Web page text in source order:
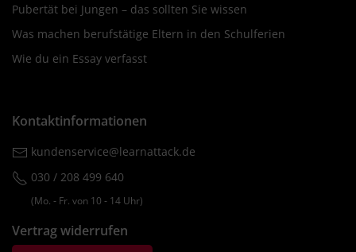
Pubertät bei Jungen – das sollten Sie wissen
Was machen berufstätige Eltern in den Schulferien
Wie du ein Essay verfasst
Kontaktinformationen
kundenservice@learnattack.de
030 / 208 499 640
(Mo. ‐ Fr. von 10 ‐ 14 Uhr)
Vertrag widerrufen